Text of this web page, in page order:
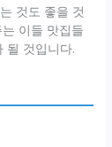
것도 좋을 것
이들 맛집들
될 것입니다.